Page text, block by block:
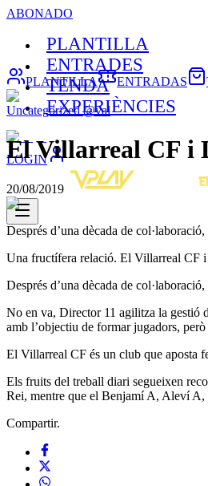
ABONADO
PLANTILLA
ENTRADES
TENDA
EXPERIÈNCIES
LOGIN
PLANTILLA ENTRADAS
Uncategorized @val
El Villarreal CF i
20/08/2019
Després d’una dècada de
Una fructífera relació. El Villarreal CF i
Després d’una dècada de
No en va, Director 11 agilitza la gestió
amb l’objectiu de formar jugadors, però
El Villarreal CF és un club que aposta
Els fruits del treball diari segueixen
Rei, mentre que el Benjamí A, Aleví
Compartir.